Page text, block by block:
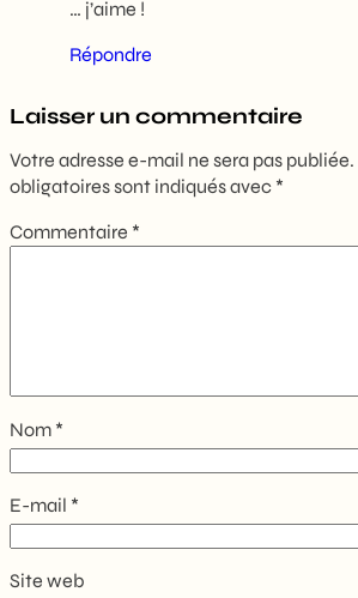
… j’aime !
Répondre
Laisser un commentaire
Votre adresse e-mail ne sera pas publiée.
obligatoires sont indiqués avec *
Commentaire *
Nom *
E-mail *
Site web